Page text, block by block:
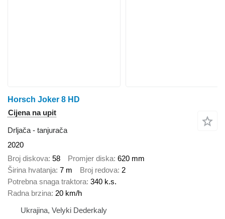
Horsch Joker 8 HD
Cijena na upit
Drljača - tanjurača
2020
Broj diskova 58 Promjer diska 620 mm
Širina hvatanja 7 m Broj redova 2
Potrebna snaga traktora 340 k.s.
Radna brzina 20 km/h
Ukrajina, Velyki Dederkaly